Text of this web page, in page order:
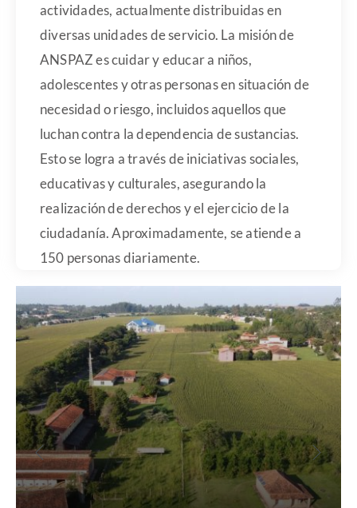
actividades, actualmente distribuidas en
diversas unidades de servicio. La misión de
ANSPAZ es cuidar y educar a niños,
adolescentes y otras personas en situación de
necesidad o riesgo, incluidos aquellos que
luchan contra la dependencia de sustancias.
Esto se logra a través de iniciativas sociales,
educativas y culturales, asegurando la
realización de derechos y el ejercicio de la
ciudadanía. Aproximadamente, se atiende a
150 personas diariamente.